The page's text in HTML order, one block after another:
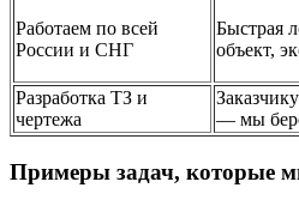
Работаем по всей
России и СНГ
Быстрая
объект,
Разработка ТЗ и
чертежа
— мы
Примеры задач, которые